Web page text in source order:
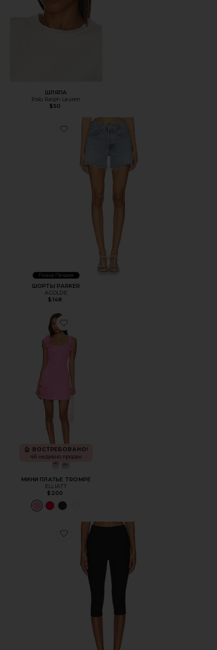
ШЛЯПА
Polo Ralph Lauren
$50
Favorite ШОРТЫ PARKER
Лидер Продаж
ШОРТЫ PARKER
AGOLDE
$148
Favorite МИНИ ПЛАТЬЕ TROMPE
ВОСТРЕБОВАНО!
46 недавно продан
МИНИ ПЛАТЬЕ TROMPE
ELLIATT
$200
Favorite КАПРИ CHAYA